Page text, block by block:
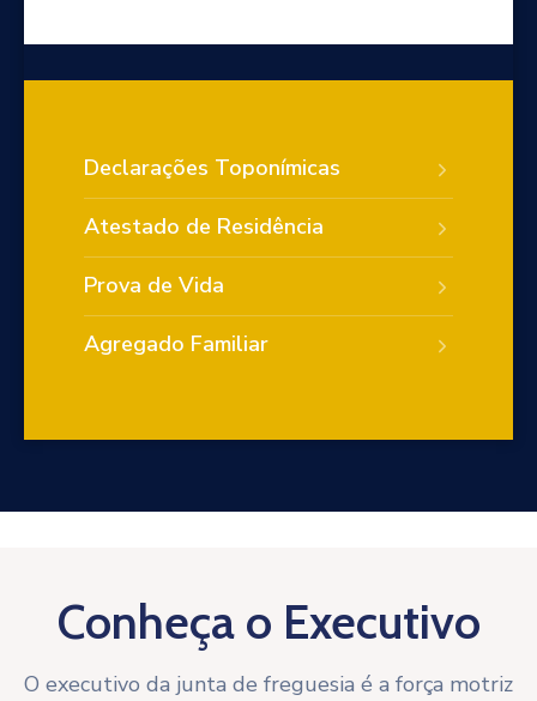
Declarações Toponímicas
Atestado de Residência
Prova de Vida
Agregado Familiar
Conheça o Executivo
O executivo da junta de freguesia é a força motriz